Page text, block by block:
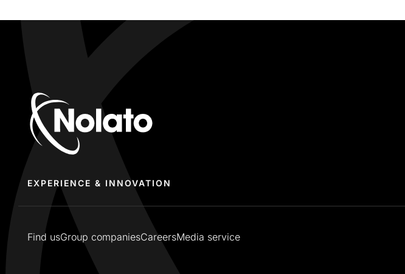
EXPERIENCE & INNOVATION
Find usGroup companiesCareersMedia service